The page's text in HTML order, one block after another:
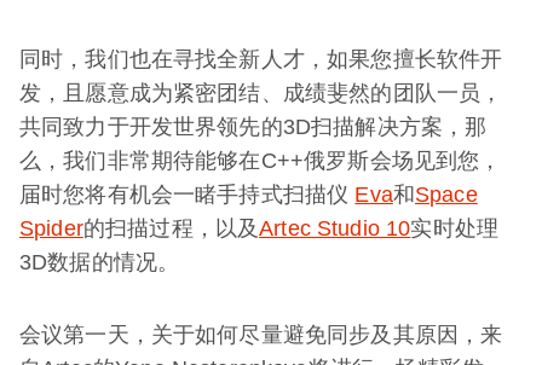
同时，我们也在寻找全新人才，如果您擅长软件开
发，且愿意成为紧密团结、成绩斐然的团队一员，
共同致力于开发世界领先的3D扫描解决方案，那
么，我们非常期待能够在C++俄罗斯会场见到您，
届时您将有机会一睹手持式扫描仪 Eva和Space
Spider的扫描过程，以及Artec Studio 10实时处理
3D数据的情况。
会议第一天，关于如何尽量避免同步及其原因，来